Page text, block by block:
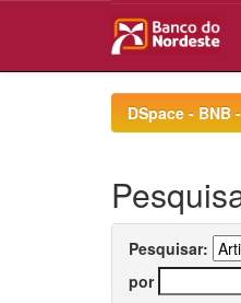
DSpace -
Pesquisar:
por